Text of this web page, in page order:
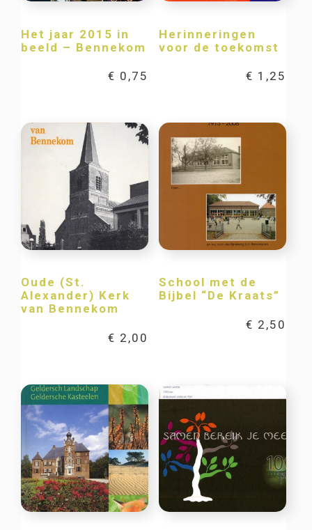
Het jaar 2015 in
beeld – Bennekom
€ 0,75
Herinneringen
voor de toekomst
€ 1,25
Oude (St.
Alexander) Kerk
van Bennekom
€ 2,00
School met de
Bijbel “De Kraats”
€ 2,50